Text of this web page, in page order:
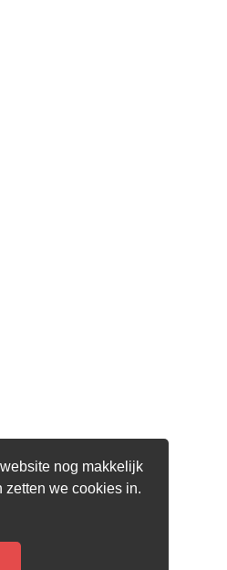
nog makkelijk
zetten we cookies in.